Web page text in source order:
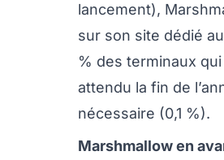
lancement),
sur son site dédié
% des terminaux
attendu la fin de
nécessaire (0,1 %).
Marshmallow en